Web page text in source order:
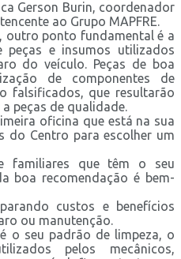
Gerson Burin, coordenador
ao Grupo MAPFRE.
outro ponto fundamental é a
peças e insumos utilizados
do veículo. Peças de boa
de componentes de
falsificados, que resultarão
peças de qualidade.
oficina que está na sua
do Centro para escolher um
familiares que têm o seu
boa recomendação é bem-
custos e benefícios
ou manutenção.
o seu padrão de limpeza, o
pelos mecânicos,